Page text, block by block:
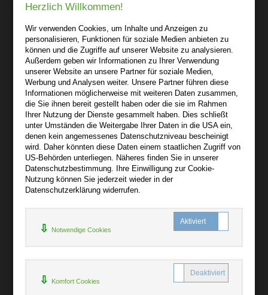
Wir sind gerne für Sie persönlich da.
Über bibli-buch.de
+
AGB
Impressum
Widerruf
Datenschutz
Hilfe
+
Herzlich Willkommen!
Wir verwenden Cookies, um Inhalte und Anzeigen zu
personalisieren, Funktionen für soziale Medien anbieten zu
können und die Zugriffe auf unserer Website zu analysieren.
Außerdem geben wir Informationen zu Ihrer Verwendung
unserer Website an unsere Partner für soziale Medien,
Werbung und Analysen weiter. Unsere Partner führen diese
Informationen möglicherweise mit weiteren Daten zusammen,
die Sie ihnen bereit gestellt haben oder die sie im Rahmen
Ihrer Nutzung der Dienste gesammelt haben. Dies schließt
unter Umständen die Weitergabe Ihrer Daten in die USA ein,
denen kein angemessenes Datenschutzniveau bescheinigt
wird. Daher könnten diese Daten einem staatlichen Zugriff von
US-Behörden unterliegen. Näheres finden Sie in unserer
Datenschutzbestimmung. Ihre Einwilligung zur Cookie-
Nutzung können Sie jederzeit wieder in der
Datenschutzerklärung widerrufen.
Notwendige Cookies
Komfort Cookies